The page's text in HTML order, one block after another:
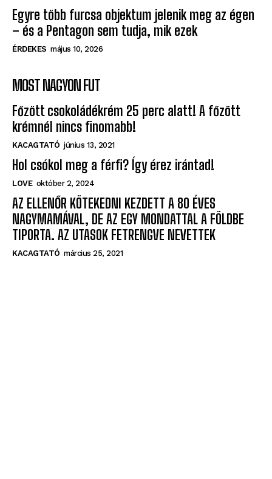
Egyre több furcsa objektum jelenik meg az égen
– és a Pentagon sem tudja, mik ezek
ÉRDEKES május 10, 2026
MOST NAGYON FUT
Főzött csokoládékrém 25 perc alatt! A főzött
krémnél nincs finomabb!
KACAGTATÓ június 13, 2021
Hol csókol meg a férfi? Így érez irántad!
LOVE október 2, 2024
AZ ELLENŐR KÖTEKEDNI KEZDETT A 80 ÉVES
NAGYMAMÁVAL, DE AZ EGY MONDATTAL A FÖLDBE
TIPORTA. AZ UTASOK FETRENGVE NEVETTEK
KACAGTATÓ március 25, 2021